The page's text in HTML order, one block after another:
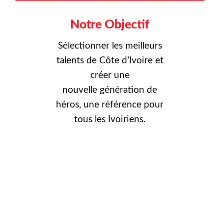
Notre Objectif
Sélectionner les meilleurs
talents de Côte d’Ivoire et
créer une
nouvelle génération de
héros, une référence pour
tous les Ivoiriens.